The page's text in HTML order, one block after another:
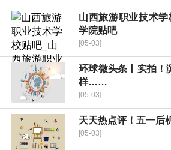
山西旅游职业技术
学院贴吧
[05-03]
环球微头条丨实拍！
样……
[05-03]
天天热点评！五一后
[05-03]